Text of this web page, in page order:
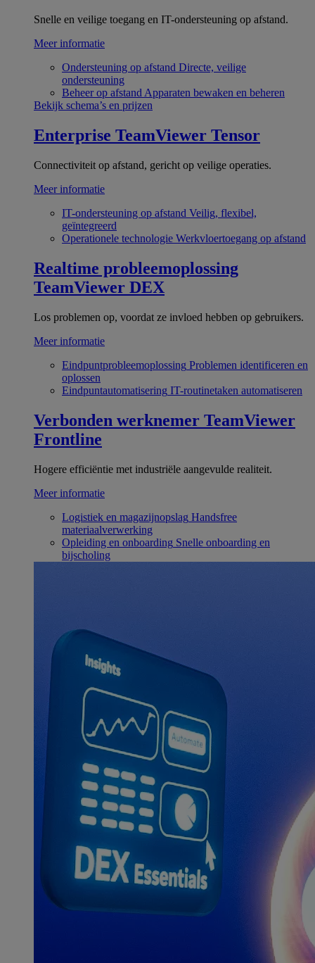
Snelle en veilige toegang en IT-ondersteuning op afstand.
Meer informatie
Ondersteuning op afstand Directe, veilige
ondersteuning
Beheer op afstand Apparaten bewaken en beheren
Bekijk schema’s en prijzen
Enterprise TeamViewer Tensor
Connectiviteit op afstand, gericht op veilige operaties.
Meer informatie
IT-ondersteuning op afstand Veilig, flexibel,
geïntegreerd
Operationele technologie Werkvloertoegang op afstand
Realtime probleemoplossing
TeamViewer DEX
Los problemen op, voordat ze invloed hebben op gebruikers.
Meer informatie
Eindpuntprobleemoplossing Problemen identificeren en
oplossen
Eindpuntautomatisering IT-routinetaken automatiseren
Verbonden werknemer TeamViewer
Frontline
Hogere efficiëntie met industriële aangevulde realiteit.
Meer informatie
Logistiek en magazijnopslag Handsfree
materiaalverwerking
Opleiding en onboarding Snelle onboarding en
bijscholing